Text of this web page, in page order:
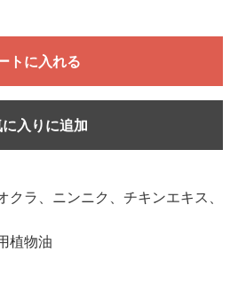
トに入れる
入りに追加
ラ、ニンニク、チキンエキス、
植物油